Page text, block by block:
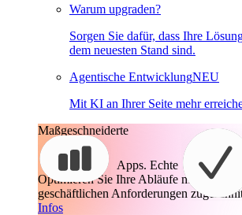
Warum upgraden?
Sorgen Sie dafür, dass Ihre
dem neuesten Stand sind.
Agentische EntwicklungNEU
Mit KI an Ihrer Seite mehr
Maßgeschneiderte
Apps. Echte
Optimieren Sie Ihre Abläufe mit Apps,
geschäftlichen Anforderungen
Infos